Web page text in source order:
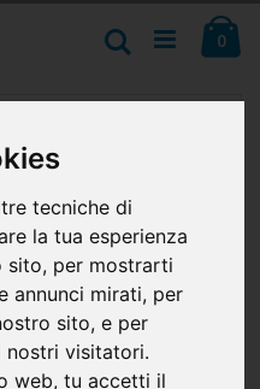
tecniche di
la tua esperienza
sito, per mostrarti
annunci mirati, per
sito, e per
nostri visitatori.
web, tu accetti il
0
Cerca